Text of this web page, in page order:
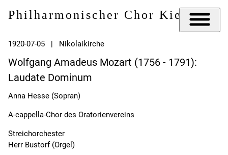
Philharmonischer Chor Kiel e.V.
1920-07-05 | Nikolaikirche
Wolfgang Amadeus Mozart (1756 - 1791):
Laudate Dominum
Anna Hesse (Sopran)
A-cappella-Chor des Oratorienvereins
Streichorchester
Herr Bustorf (Orgel)